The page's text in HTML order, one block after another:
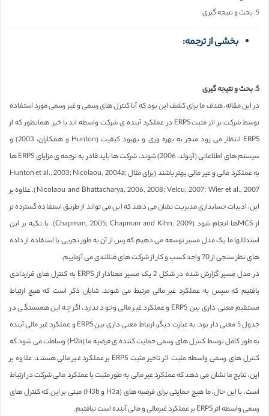
5. بحث و نتیجه گیری
بخشی از ترجمه:
5. بحث و نتیجه گیری
در این مقاله، هدف ما برای کشف این بود که آیا کنترل های رسمی و غیر رسمی مورد استفاده
توسط شرکت بر اثر مثبت ERPS در عملکرد آینده ی شرکت واسطه اند یا خیر. همانطور که از
ERPS انتظار می رود منجر به بهره وری و بهبود کیفیت (Hunton و همکاران، 2003) و
سیستم های اطلاعاتی (آرنولد، 2006) شوند، شرکت ها باید قادر به ترجمه ی مزایای ERPS ها
به عملکرد مالی و غیر مالی بهتر باشند (برای مثال Hunton et al., 2003; Nicolaou, 2004a;
Nicolaou and Bhattacharya, 2006, 2008; Velcu, 2007; Wier et al., 2007). علاوه بر
این، ادبیات حسابداری مدیریت نشان می دهد که این می تواند از طریق استفاده گسترده تر
از MCSها انجام شود (Chapman, 2005; Chapman and Kihn, 2009). با تکیه بر این
استدلالها ما یک مدل مسیر توسعه می دهیم که پس از آن به طور تجربی با استفاده از داده
های نظر سنجی از 70 واحد کسب و کار از شرکت های فنلاندی می آزماییم.
در مدل مسیر گزارش شده در شکل 2 یک مسیر معنادار از ERPS به کنترل های قراردادی
یافتیم که سپس به عملکرد غیر مالی مرتبط می شوند. شایان ذکر است که هیچ ارتباط
مستقیم معنی داری بین ERPS و عملکرد غیر مالی وجود ندارد، اگر چه این همبستگی در
جدول 5 معنی دار بود. به عبارت دیگر، ارتباط معنی داری بین ERPS و عملکرد غیر مالی آینده
به طور کامل توسط کنترل های رسمی حمایت کننده ی فرضیه ما (H2a) وساطت می شود که
کنترل های رسمی واسطه مثبت اثر تاخیر مثبت ERPS بر عملکرد غیر مالی هستند. علاوه بر
این، نتایج ما نشان می دهد که عملکرد غیر مالی به طور مثبت با عملکرد مالی شرکت در ارتباط
است. با این حال، ما هیچ حمایتی برای فرضیه های (H3a و H3b) مبنی بر این که کنترل های
رسمی واسطه اثر ERPS بر عملکرد غیرمالی و مالی آینده است نیافتیم.